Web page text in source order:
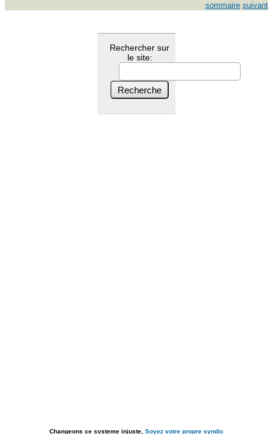
sommaire suivant
Rechercher sur
le site:
Changeons ce systeme injuste, Soyez votre propre syndic